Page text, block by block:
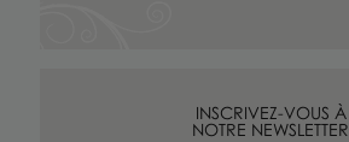
INSCRIVEZ-VOUS À
NOTRE NEWSLETTER